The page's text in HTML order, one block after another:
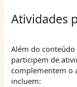
Atividades
Além do
participem de
complementem o
incluem: